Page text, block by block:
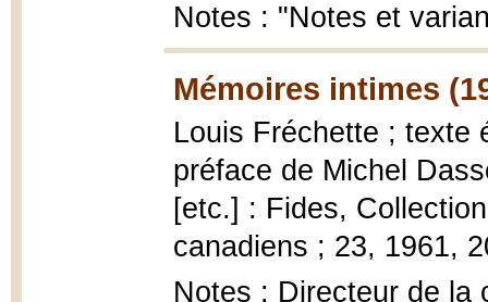
Notes : "Notes et
Mémoires intimes
Louis Fréchette ; texte
préface de Michel
[etc.] : Fides,
canadiens ; 23, 1961,
Notes : Directeur de la